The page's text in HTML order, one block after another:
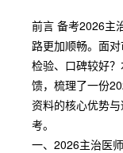
前言 备考2026主
路更加顺畅。面
检验、口碑较好
馈，梳理了一份
资料的核心优势
考。
一、2026主治医